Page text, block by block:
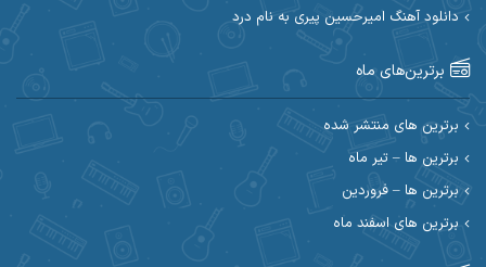
احسان آیینفر احسان اصغری
احسان امیدوار
احسان حیدری احسان دریادل
احسان رمضانی احسان علیانی
احسان کریمی احسان کمری
دانلود آهنگ امیرحسین پیری به نام درد
برترین‌های ماه
برترین های منتشر شده
برترین ها – تیر ماه
برترین ها – فروردین
برترین های اسفند ماه